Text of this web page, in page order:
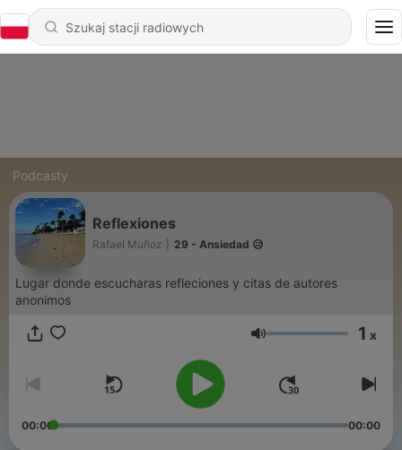
Podcasty
Reflexiones
Rafael Muñoz 29 - Ansiedad 😥
Lugar donde escucharas refleciones y citas de autores
anonimos
Głośność 1 x
00:00 00:00